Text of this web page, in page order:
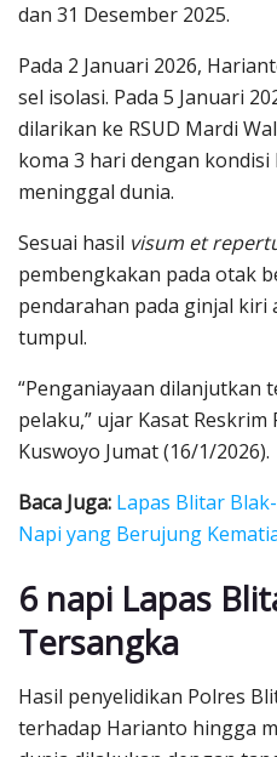
dan 31 Desember 2025.
Pada 2 Januari 2026,
sel isolasi. Pada 5 Januari
dilarikan ke RSUD Mardi
koma 3 hari dengan
meninggal dunia.
Sesuai hasil visum et
pembengkakan pada otak
pendarahan pada ginjal kiri
tumpul.
“Penganiayaan dilanjutkan
pelaku,” ujar Kasat
Kuswoyo Jumat (16/1/2026).
Baca Juga: Lapas Blitar
Napi yang Berujung
6 napi Lapas
Tersangka
Hasil penyelidikan Polres
terhadap Harianto hingga